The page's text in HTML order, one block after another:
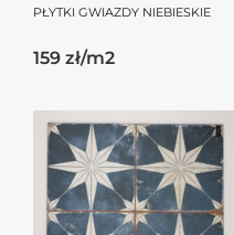
PŁYTKI GWIAZDY NIEBIESKIE
159 zł/m2